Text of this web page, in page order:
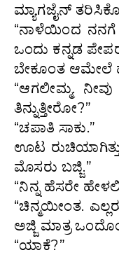
ಮ್ಯಾಗಜೈನ್
“ನಾಳೆಯಿಂದ
ಒಂದು ಕನ್ನಡ
ಬೇಕೂಂತ ಆಮೇಲೆ
“ಆಗಲೀಮ್ಮ.
ತಿನ್ನುತ್ತೀರೋ?”
“ಚಪಾತಿ ಸಾಕು.”
ಊಟ
ಮೊಸರು ಬಜ್ಜಿ.”
“ನಿನ್ನ ಹೆಸರೇ
“ಚಿನ್ಮಯೀಂತ.
ಅಜ್ಜಿ ಮಾತ್ರ
“ಯಾಕೆ?”